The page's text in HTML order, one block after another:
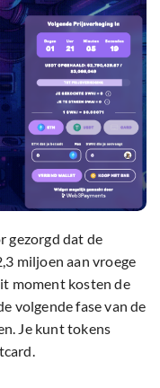
gezorgd dat de
miljoen aan vroege
moment kosten de
volgende fase van de
Je kunt tokens